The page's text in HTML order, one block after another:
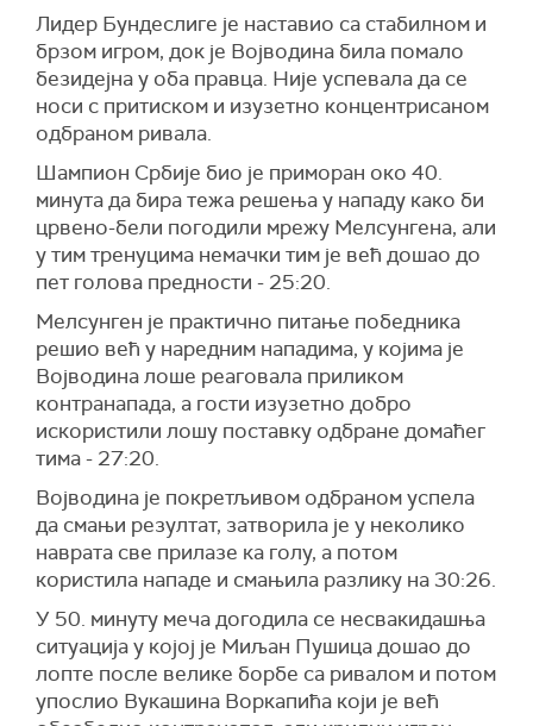
Лидер Бундеслиге је наставио са стабилном и
брзом игром, док је Војводина била помало
безидејна у оба правца. Није успевала да се
носи с притиском и изузетно концентрисаном
одбраном ривала.
Шампион Србије био је приморан око 40.
минута да бира тежа решења у нападу како би
црвено-бели погодили мрежу Мелсунгена, али
у тим тренуцима немачки тим је већ дошао до
пет голова предности - 25:20.
Мелсунген је практично питање победника
решио већ у наредним нападима, у којима је
Војводина лоше реаговала приликом
контранапада, а гости изузетно добро
искористили лошу поставку одбране домаћег
тима - 27:20.
Војводина је покретљивом одбраном успела
да смањи резултат, затворила је у неколико
наврата све прилазе ка голу, а потом
користила нападе и смањила разлику на 30:26.
У 50. минуту меча догодила се несвакидашња
ситуација у којој је Миљан Пушица дошао до
лопте после велике борбе са ривалом и потом
упослио Вукашина Воркапића који је већ